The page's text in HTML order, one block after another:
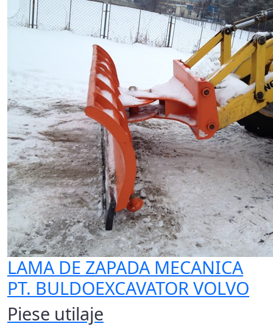
LAMA DE ZAPADA MECANICA
PT. BULDOEXCAVATOR VOLVO
Piese utilaje